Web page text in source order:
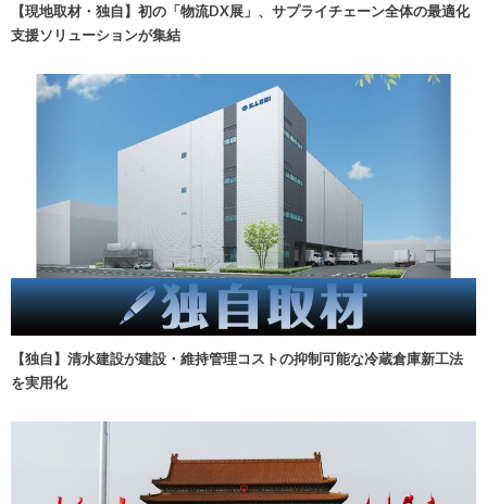
【現地取材・独自】初の「物流DX展」、サプライチェーン全体の最適化
支援ソリューションが集結
【独自】清水建設が建設・維持管理コストの抑制可能な冷蔵倉庫新工法
を実用化